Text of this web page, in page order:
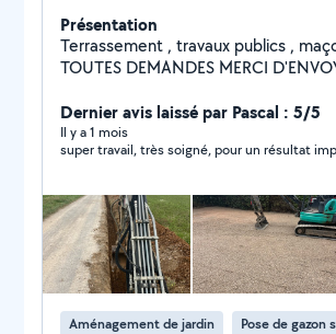
Présentation
Terrassement , travaux publics ,
TOUTES DEMANDES MERCI
ASSAINISSEMENT « merci
Dernier avis laissé par Pascal : 5/5
Il y a 1 mois
super travail, très soigné, pour un résultat
Aménagement de jardin Pose de gazon